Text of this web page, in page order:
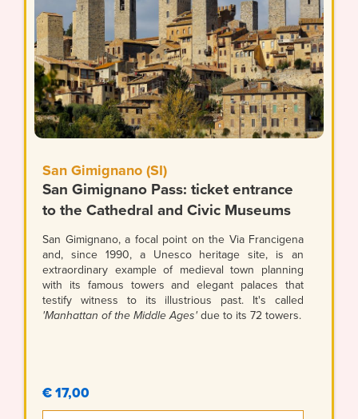
San Gimignano (SI)
San Gimignano Pass: ticket entrance
to the Cathedral and Civic Museums
San Gimignano, a focal point on the Via Francigena
and, since 1990, a Unesco heritage site, is an
extraordinary example of medieval town planning
with its famous towers and elegant palaces that
testify witness to its illustrious past. It's called
'Manhattan of the Middle Ages'due to its 72 towers.
€ 17,00